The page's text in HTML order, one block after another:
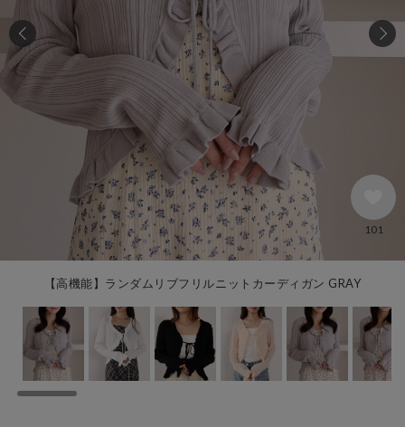
【高機能】ランダムリブフリルニットカーディガン GRAY
101